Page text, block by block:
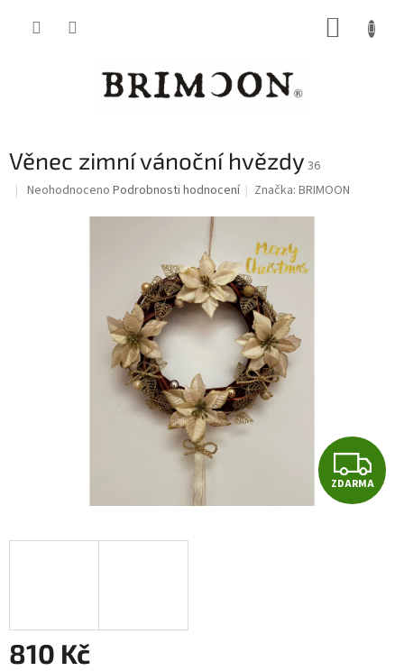
Věnec zimní vánoční hvězdy 36
Průměrné
Neohodnoceno Podrobnosti hodnocení Značka:BRIMOON
Z
D
ZDARMA
810 Kč